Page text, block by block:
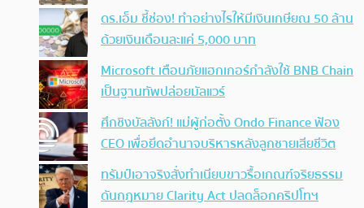
ดร.เอ็ม ชี้ช่อง! ทำอย่างไรให้มีเงินเกษียณ 50 ล้าน
ด้วยเงินเดือนละแค่ 5,000 บาท
Microsoft เตือนภัยแฮกเกอร์กำลังใช้ BNB Chain
เป็นฐานทัพปล่อยมัลแวร์
ศึกชิงบัลลังก์! แม่ผู้ก่อตั้ง Ondo Finance ฟ้อง
CEO เพื่อยึดอำนาจบริหารหลังลูกชายเสียชีวิต
ทรัมป์เอาจริง สั่งทำเนียบขาวรื้อเกณฑ์จริยธรรม
ดันกฎหมาย Clarity Act ปลดล็อกคริปโทฯ